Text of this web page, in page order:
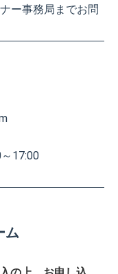
ー事務局までお問
17:00
ム